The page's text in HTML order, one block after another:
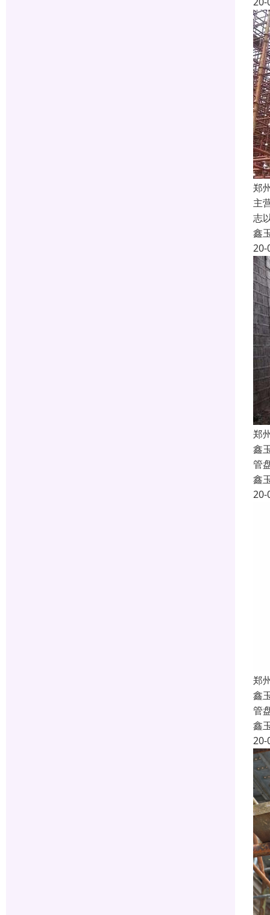
郑
主
志
鑫
20-
郑
鑫
管
鑫
20-
郑
鑫
管
鑫
20-